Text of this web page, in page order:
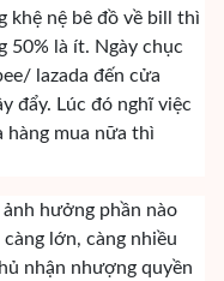
khệ nệ bê đồ về bill thì
50% là ít. Ngày chục
lazada đến cửa
đẩy. Lúc đó nghĩ việc
hàng mua nữa thì
hưởng phần nào
lớn, càng nhiều
nhận nhượng quyền